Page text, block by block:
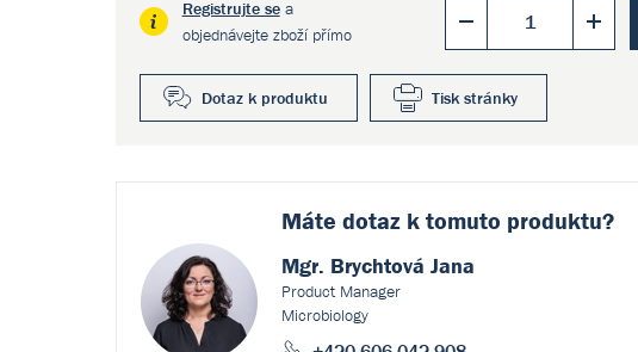
Registrujte sea
objednávejte zboží přímo
Dotaz k produktu Tisk stránky
Máte dotaz k tomuto produktu?
Mgr. Brychtová Jana
Product Manager
Microbiology